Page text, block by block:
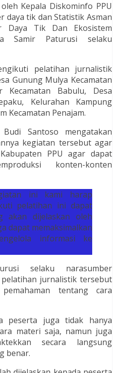
Kepala Diskominfo PPU
daya tik dan Statistik Asman
Daya Tik Dan Ekosistem
Samir Paturusi selaku
pelatihan jurnalistik
Gunung Mulya Kecamatan
Kecamatan Babulu, Desa
Kelurahan Kampung
Kecamatan Penajam.
Santoso mengatakan
kegiatan tersebut agar
PPU agar dapat
konten-konten
ini kami harap
pelatihan ini dapat
akan dijelaskan oleh
dapat memaksimalkan
informasi ke
selaku narasumber
jurnalistik tersebut
tentang cara
peserta juga tidak hanya
materi saja, namun juga
secara langsung
benar.